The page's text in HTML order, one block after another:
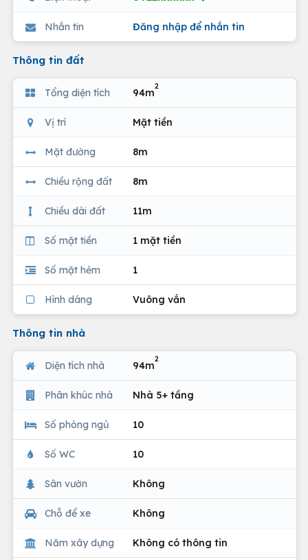
Nhắn tin Đăng nhập để nhắn tin
Thông tin đất
Tổng diện tích 94m
2
Vị trí Mặt tiền
Mặt đường 8m
Chiều rộng đất 8m
Chiều dài đất 11m
Số mặt tiền 1 mặt tiền
Số mặt hẻm 1
Hình dáng Vuông vắn
Thông tin nhà
Diện tích nhà 94m
2
Phân khúc nhà Nhà 5+ tầng
Số phòng ngủ 10
Số WC 10
Sân vườn Không
Chỗ để xe Không
Năm xây dựng Không có thông tin